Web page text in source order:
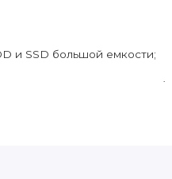
и SSD большой емкости;
или программного);